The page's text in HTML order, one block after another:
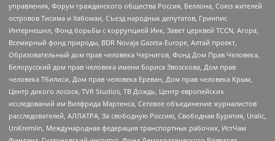
управления, Форум гражданского общества Россия, Беллона, Союз жителей
островов Тисима и Хабомаи, Съезд народных депутатов, Гринпис
Интернешнл, Фонд борьбы с коррупцией Инк, Завет церквей TCCN, Агора,
Всемирный фонд природы, BDR Novaja Gazeta-Europe, Алтай проект,
Образовательный дом прав человека Чернигов, Фонд Дом Прав Человека,
Белорусский дом прав человека имени Бориса Звозскова, Дом прав
человека Тбилиси, Дом прав человека Ереван, Дом прав человека Крым,
Центр дикого лосося, TVR Studios, ТВ Дождь, Центр европейских
исследований им Вилфрида Мартенса, Сетевое объединение журналистов
расследователей, АЛЛАТРА, За свободную Россию, Свободная Бурятия, Uralic,
UnKremlin, Международная федерация транспортных рабочих, ИстЧам